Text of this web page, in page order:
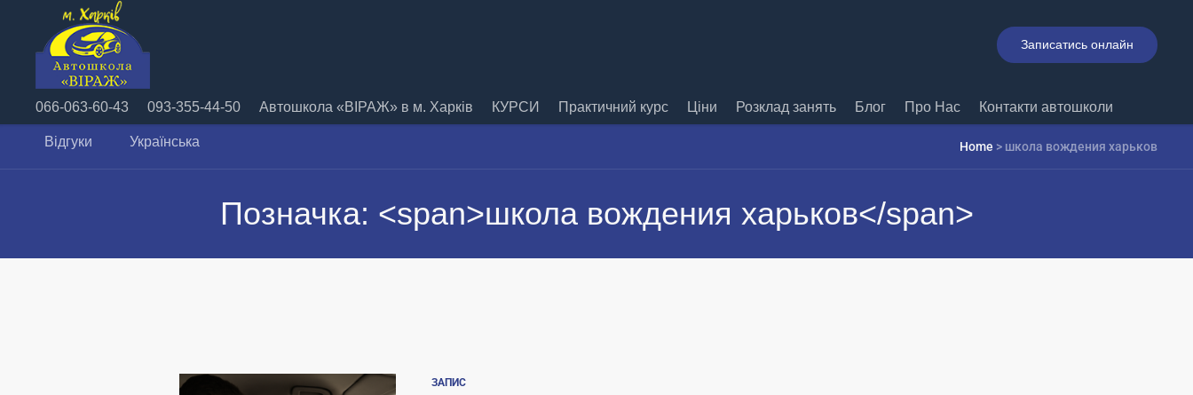
Записатись онлайн
066-063-60-43 093-355-44-50 Автошкола «ВІРАЖ» в м. Харків КУРСИ Практичний курс Ціни Розклад занять Блог Про Нас Контакти автошколи
Відгуки Українська Home > школа вождения харьков
Позначка: <span>школа вождения харьков</span>
ЗАПИС